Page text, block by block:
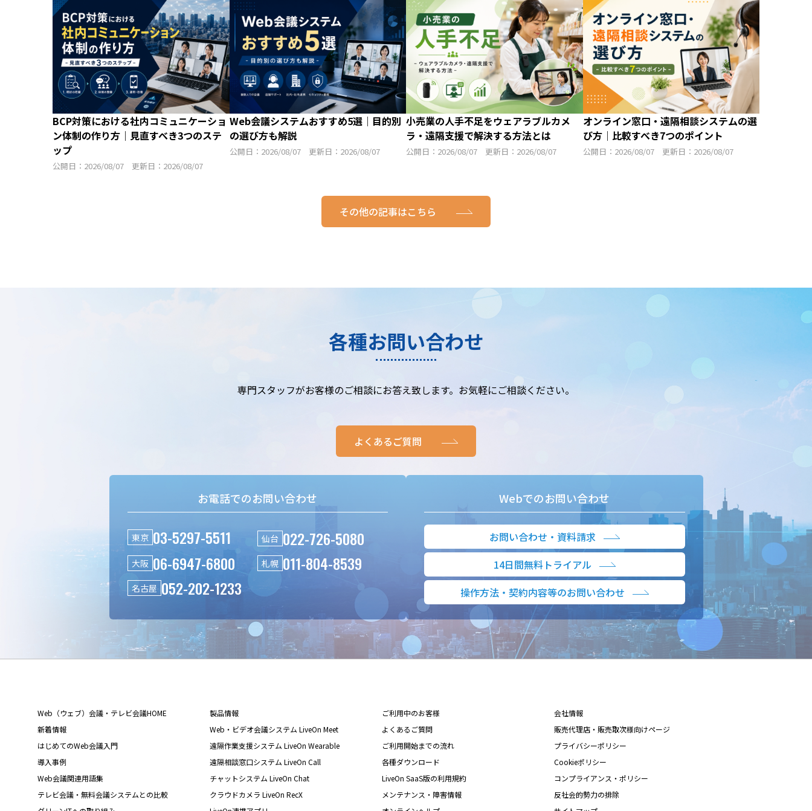
BCP対策における社内コミュニケーショ
ン体制の作り方｜見直すべき3つのステ
ップ
公開日：2026/08/07 更新日：2026/08/07
Web会議システムおすすめ5選｜目的別
の選び方も解説
公開日：2026/08/07 更新日：2026/08/07
小売業の人手不足をウェアラブルカメ
ラ・遠隔支援で解決する方法とは
公開日：2026/08/07 更新日：2026/08/07
オンライン窓口・遠隔相談システムの選
び方｜比較すべき7つのポイント
公開日：2026/08/07 更新日：2026/08/07
その他の記事はこちら
各種お問い合わせ
専門スタッフがお客様のご相談にお答え致します。お気軽にご相談ください。
よくあるご質問
お電話でのお問い合わせ
東京 03-5297-5511 仙台 022-726-5080
大阪 06-6947-6800 札幌 011-804-8539
名古屋 052-202-1233
Webでのお問い合わせ
お問い合わせ・資料請求
14日間無料トライアル
操作方法・契約内容等のお問い合わせ
Web（ウェブ）会議・テレビ会議HOME
新着情報
はじめてのWeb会議入門
導入事例
Web会議関連用語集
テレビ会議・無料会議システムとの比較
製品情報
Web・ビデオ会議システム LiveOn Meet
遠隔作業支援システム LiveOn Wearable
遠隔相談窓口システム LiveOn Call
チャットシステム LiveOn Chat
クラウドカメラ LiveOn RecX
ご利用中のお客様
よくあるご質問
ご利用開始までの流れ
各種ダウンロード
LiveOn SaaS版の利用規約
メンテナンス・障害情報
会社情報
販売代理店・販売取次様向けページ
プライバシーポリシー
Cookieポリシー
コンプライアンス・ポリシー
反社会的勢力の排除